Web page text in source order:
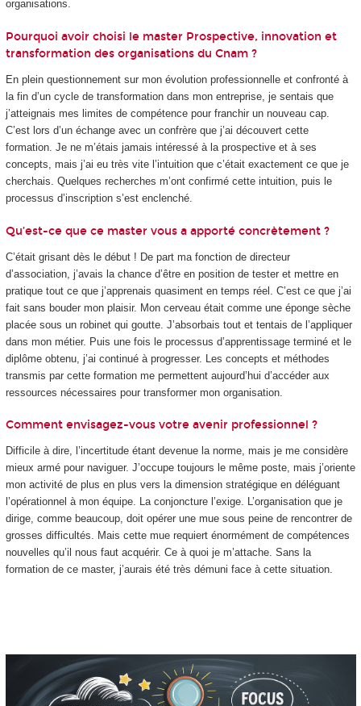
organisations.
Pourquoi avoir choisi le master Prospective, innovation et
transformation des organisations du Cnam ?
En plein questionnement sur mon évolution professionnelle et confronté à
la fin d’un cycle de transformation dans mon entreprise, je sentais que
j’atteignais mes limites de compétence pour franchir un nouveau cap.
C’est lors d’un échange avec un confrère que j’ai découvert cette
formation. Je ne m’étais jamais intéressé à la prospective et à ses
concepts, mais j’ai eu très vite l’intuition que c’était exactement ce que je
cherchais. Quelques recherches m’ont confirmé cette intuition, puis le
processus d’inscription s’est enclenché.
Qu’est-ce que ce master vous a apporté concrètement ?
C’était grisant dès le début ! De part ma fonction de directeur
d’association, j’avais la chance d’être en position de tester et mettre en
pratique tout ce que j’apprenais quasiment en temps réel. C’est ce que j’ai
fait sans bouder mon plaisir. Mon cerveau était comme une éponge sèche
placée sous un robinet qui goutte. J’absorbais tout et tentais de l’appliquer
dans mon métier. Puis une fois le processus d’apprentissage terminé et le
diplôme obtenu, j’ai continué à progresser. Les concepts et méthodes
transmis par cette formation me permettent aujourd’hui d’accéder aux
ressources nécessaires pour transformer mon organisation.
Comment envisagez-vous votre avenir professionnel ?
Difficile à dire, l’incertitude étant devenue la norme, mais je me considère
mieux armé pour naviguer. J’occupe toujours le même poste, mais j’oriente
mon activité de plus en plus vers la dimension stratégique en déléguant
l’opérationnel à mon équipe. La conjoncture l’exige. L’organisation que je
dirige, comme beaucoup, doit opérer une mue sous peine de rencontrer de
grosses difficultés. Mais cette mue requiert énormément de compétences
nouvelles qu’il nous faut acquérir. Ce à quoi je m’attache. Sans la
formation de ce master, j’aurais été très démuni face à cette situation.